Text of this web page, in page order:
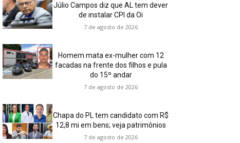
Júlio Campos diz que AL tem dever
de instalar CPI da Oi
7 de agosto de 2026
Homem mata ex-mulher com 12
facadas na frente dos filhos e pula
do 15º andar
7 de agosto de 2026
Chapa do PL tem candidato com R$
12,8 mi em bens; veja patrimônios
7 de agosto de 2026